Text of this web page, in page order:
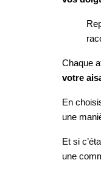
Chaque
votre
En
une
Et si
une